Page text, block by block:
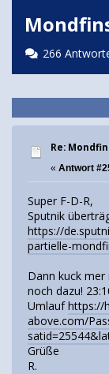
266
Re:
« Antwort
Super F-D-R,
Sputnik
https://
partielle-
Dann kuck
noch dazu!
Umlaufhttps://
above.com/
Grüße
R.